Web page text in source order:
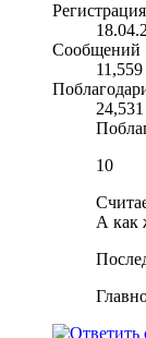
Регистрация
Сообщений
11,559
24,531
10
А как